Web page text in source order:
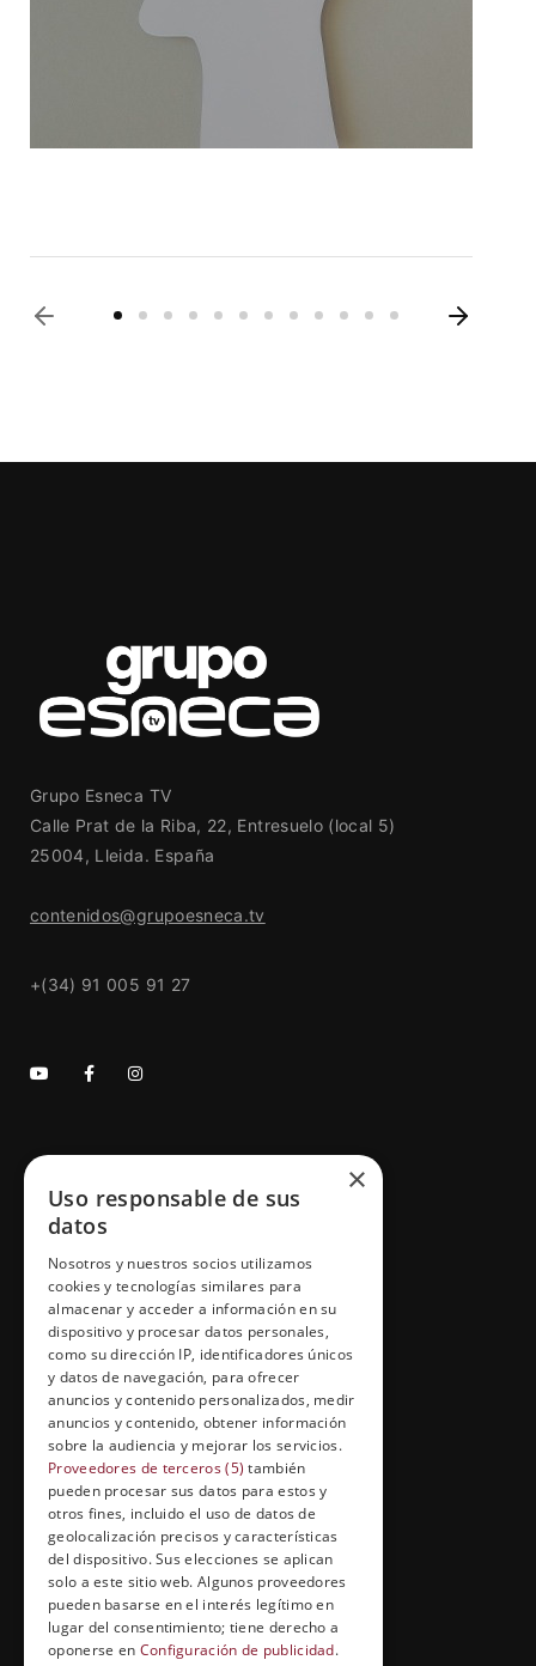
Grupo Esneca TV
Calle Prat de la Riba, 22, Entresuelo (local 5)
25004, Lleida. España
contenidos@grupoesneca.tv
+(34) 91 005 91 27
GRUPO ESNECA TV
Inicio
Información Legal
Política de Cookies
FORMACIÓN Y ENTRETENIMIENTO
Formación abierta
Cuídate con Grupo Esneca
Entrevistas profesionales
EL RINCÓN DEL ALUMNO
×
Uso responsable de sus
datos
Nosotros y nuestros socios utilizamos
cookies y tecnologías similares para
almacenar y acceder a información en su
dispositivo y procesar datos personales,
como su dirección IP, identificadores únicos
y datos de navegación, para ofrecer
anuncios y contenido personalizados, medir
anuncios y contenido, obtener información
sobre la audiencia y mejorar los servicios.
Proveedores de terceros (5) también
pueden procesar sus datos para estos y
otros fines, incluido el uso de datos de
geolocalización precisos y características
del dispositivo. Sus elecciones se aplican
solo a este sitio web. Algunos proveedores
pueden basarse en el interés legítimo en
lugar del consentimiento; tiene derecho a
oponerse en Configuración de publicidad.